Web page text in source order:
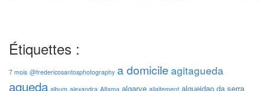
Étiquettes :
7 mois @fredericosantosphotography a domicile agitagueda
agueda album alexandra Alfama algarve allaitement alqueidao da serra